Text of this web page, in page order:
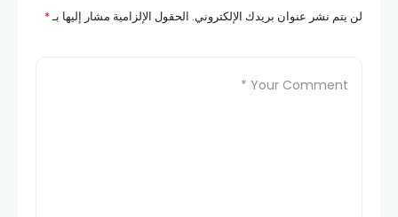
لن يتم نشر عنوان بريدك الإلكتروني. الحقول الإلزامية مشار إليها بـ*